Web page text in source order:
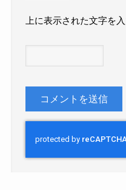
上に表示された文字を